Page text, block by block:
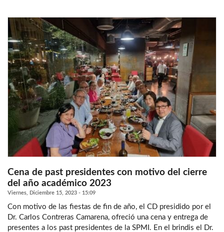
Cena de past presidentes con motivo del cierre
del año académico 2023
Viernes, Diciembre 15, 2023 - 15:09
Con motivo de las fiestas de fin de año, el CD presidido por el
Dr. Carlos Contreras Camarena, ofreció una cena y entrega de
presentes a los past presidentes de la SPMI. En el brindis el Dr.